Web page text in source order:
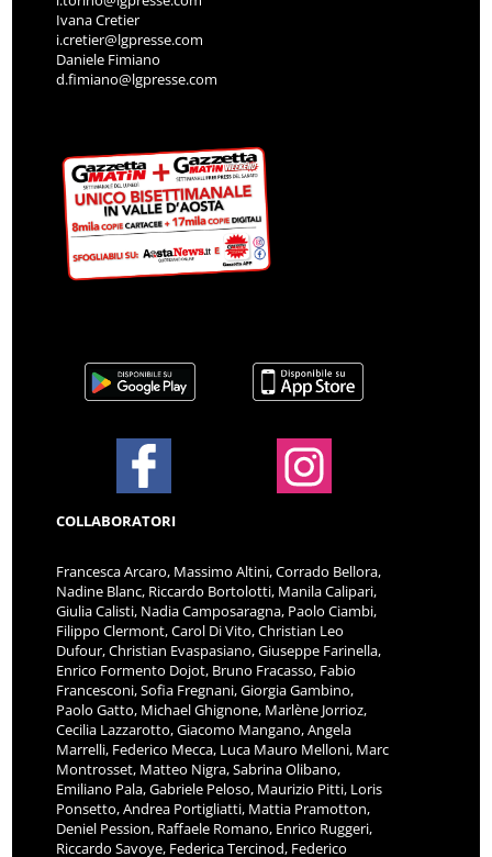
Ivana Cretier
i.cretier@lgpresse.com
Daniele Fimiano
d.fimiano@lgpresse.com
COLLABORATORI
Francesca Arcaro, Massimo Altini, Corrado Bellora,
Nadine Blanc, Riccardo Bortolotti, Manila Calipari,
Giulia Calisti, Nadia Camposaragna, Paolo Ciambi,
Filippo Clermont, Carol Di Vito, Christian Leo
Dufour, Christian Evaspasiano, Giuseppe Farinella,
Enrico Formento Dojot, Bruno Fracasso, Fabio
Francesconi, Sofia Fregnani, Giorgia Gambino,
Paolo Gatto, Michael Ghignone, Marlène Jorrioz,
Cecilia Lazzarotto, Giacomo Mangano, Angela
Marrelli, Federico Mecca, Luca Mauro Melloni, Marc
Montrosset, Matteo Nigra, Sabrina Olibano,
Emiliano Pala, Gabriele Peloso, Maurizio Pitti, Loris
Ponsetto, Andrea Portigliatti, Mattia Pramotton,
Deniel Pession, Raffaele Romano, Enrico Ruggeri,
Riccardo Savoye, Federica Tercinod, Federico